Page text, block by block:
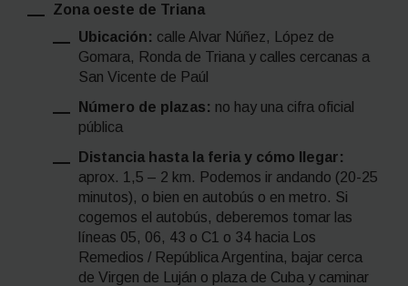
Zona oeste de Triana
Ubicación: calle Alvar Núñez, López de
Gomara, Ronda de Triana y calles cercanas a
San Vicente de Paúl
Número de plazas: no hay una cifra oficial
pública
Distancia hasta la feria y cómo llegar:
aprox. 1,5 – 2 km. Podemos ir andando (20-25
minutos), o bien en autobús o en metro. Si
cogemos el autobús, deberemos tomar las
líneas 05, 06, 43 o C1 o 34 hacia Los
Remedios / República Argentina, bajar cerca
de Virgen de Luján o plaza de Cuba y caminar